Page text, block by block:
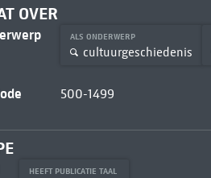
OVER
ALS ONDERWERP
cultuurgeschiedenis
500-1499
HEEFT PUBLICATIE TAAL